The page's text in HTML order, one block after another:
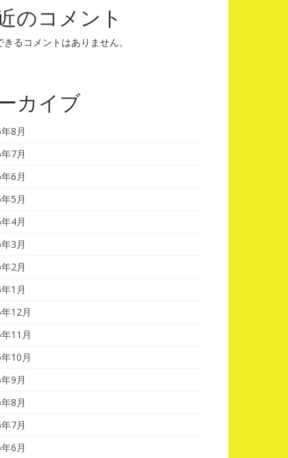
のコメント
きるコメントはありません。
カイブ
8月
7月
6月
5月
4月
3月
2月
1月
12月
11月
10月
9月
8月
7月
6月